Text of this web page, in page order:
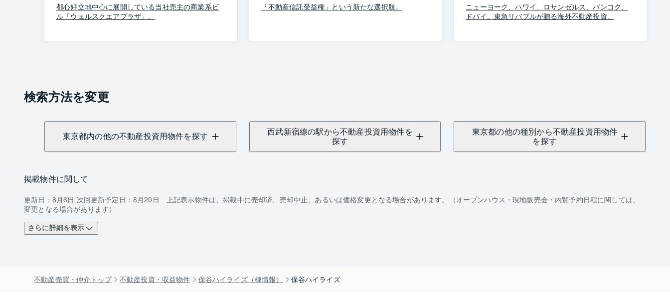
都心好立地中心に展開している当社売主の商業系ビ
ル「ウェルスクエアプラザ」。
「不動産信託受益権」という新たな選択肢。
ニューヨーク、ハワイ、ロサンゼルス、バンコク、
ドバイ。東急リバブルが贈る海外不動産投資。
検索方法を変更
東京都内の他の不動産投資用物件を探す
西武新宿線の駅から不動産投資用物件を
探す
東京都の他の種別から不動産投資用物件
を探す
掲載物件に関して
更新日： 8月6日 次回更新予定日： 8月20日
上記表示物件は、掲載中に売却済、売却中止、あるいは価格変更となる場合があります。（オープンハウス・現地販売会・内覧予約日程に関しては、
変更となる場合があります）
さらに詳細を表示
不動産売買・仲介トップ 不動産投資・収益物件 保谷ハイライズ（棟情報） 保谷ハイライズ